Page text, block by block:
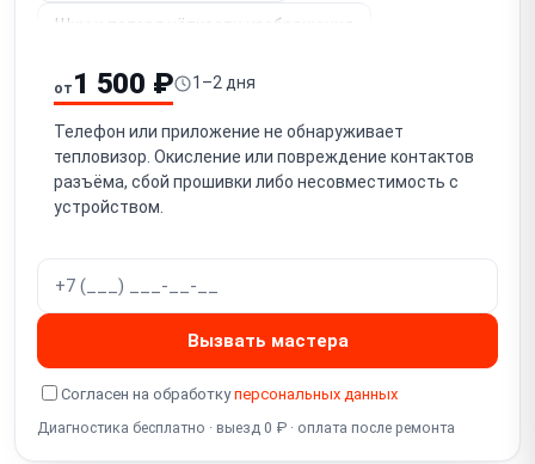
Шум и потеря чёткости изображения
Не фокусируется / заклинило кольцо фокуса
встроенным аккумулятором)
Перегрев / самопроизвольное отключение
калибровки
Программный сбой / несовместимость с
приложением или ОС
Попадание влаги / окисление контактов разъёма
от 1 500 ₽ 1–2 дня
Телефон или приложение не обнаруживает
тепловизор. Окисление или повреждение контактов
разъёма, сбой прошивки либо несовместимость с
устройством.
Вызвать мастера
Согласен на обработкуперсональных данных
Диагностика бесплатно · выезд 0 ₽ · оплата после ремонта